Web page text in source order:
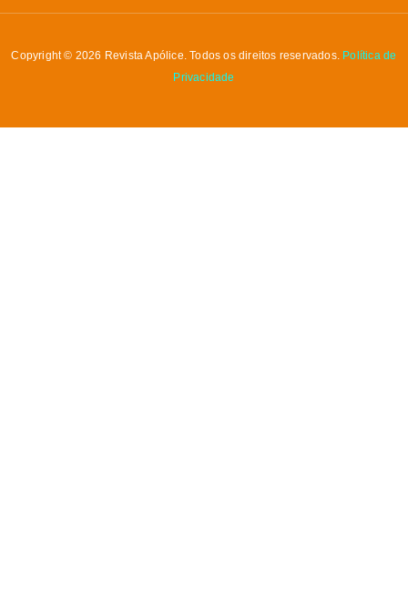
Copyright © 2026 Revista Apólice. Todos os direitos reservados. Política de
Privacidade